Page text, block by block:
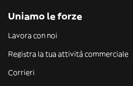
Uniamo le forze
Lavora con noi
Registra la tua attività commerciale
Corrieri